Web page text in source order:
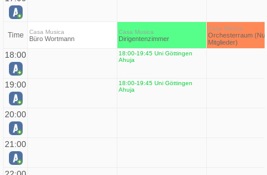
Time Casa Musica
Büro Wortmann
Casa Musica
Dirigentenzimmer
Casa Musica
Orchesterraum
Mitglieder)
18:00
18:00-19:45 Uni Göttingen
Ahuja
19:00
18:00-19:45 Uni Göttingen
Ahuja
20:00
21:00